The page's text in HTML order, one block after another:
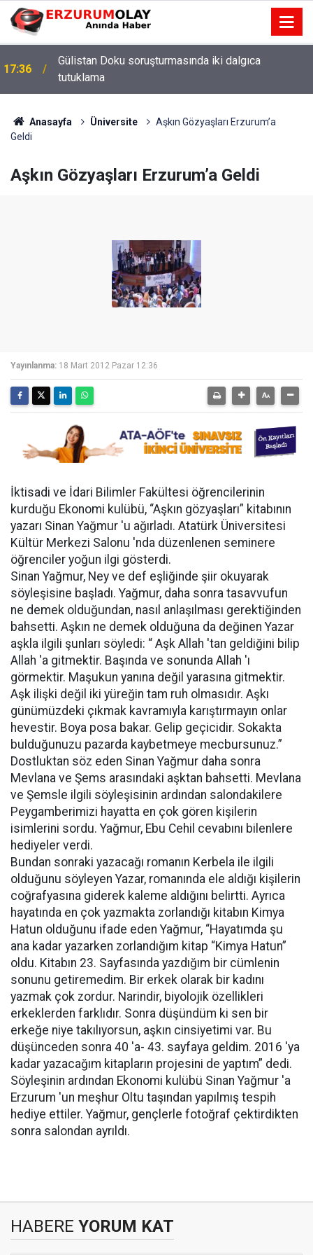
17:36
Gülistan Doku soruşturmasında iki dalgıca
tutuklama
Anasayfa Üniversite
Aşkın Gözyaşları Erzurum’a
Geldi
Aşkın Gözyaşları Erzurum’a Geldi
Yayınlanma: 18 Mart 2012 Pazar 12:36
İktisadi ve İdari Bilimler Fakültesi öğrencilerinin
kurduğu Ekonomi kulübü, “Aşkın gözyaşları” kitabının
yazarı Sinan Yağmur 'u ağırladı. Atatürk Üniversitesi
Kültür Merkezi Salonu 'nda düzenlenen seminere
öğrenciler yoğun ilgi gösterdi.
Sinan Yağmur, Ney ve def eşliğinde şiir okuyarak
söyleşisine başladı. Yağmur, daha sonra tasavvufun
ne demek olduğundan, nasıl anlaşılması gerektiğinden
bahsetti. Aşkın ne demek olduğuna da değinen Yazar
aşkla ilgili şunları söyledi: “ Aşk Allah 'tan geldiğini bilip
Allah 'a gitmektir. Başında ve sonunda Allah 'ı
görmektir. Maşukun yanına değil yarasına gitmektir.
Aşk ilişki değil iki yüreğin tam ruh olmasıdır. Aşkı
günümüzdeki çıkmak kavramıyla karıştırmayın onlar
hevestir. Boya posa bakar. Gelip geçicidir. Sokakta
bulduğunuzu pazarda kaybetmeye mecbursunuz.”
Dostluktan söz eden Sinan Yağmur daha sonra
Mevlana ve Şems arasındaki aşktan bahsetti. Mevlana
ve Şemsle ilgili söyleşisinin ardından salondakilere
Peygamberimizi hayatta en çok gören kişilerin
isimlerini sordu. Yağmur, Ebu Cehil cevabını bilenlere
hediyeler verdi.
Bundan sonraki yazacağı romanın Kerbela ile ilgili
olduğunu söyleyen Yazar, romanında ele aldığı kişilerin
coğrafyasına giderek kaleme aldığını belirtti. Ayrıca
hayatında en çok yazmakta zorlandığı kitabın Kimya
Hatun olduğunu ifade eden Yağmur, “Hayatımda şu
ana kadar yazarken zorlandığım kitap “Kimya Hatun”
oldu. Kitabın 23. Sayfasında yazdığım bir cümlenin
sonunu getiremedim. Bir erkek olarak bir kadını
yazmak çok zordur. Narindir, biyolojik özellikleri
erkeklerden farklıdır. Sonra düşündüm ki sen bir
erkeğe niye takılıyorsun, aşkın cinsiyetimi var. Bu
düşünceden sonra 40 'a- 43. sayfaya geldim. 2016 'ya
kadar yazacağım kitapların projesini de yaptım” dedi.
Söyleşinin ardından Ekonomi kulübü Sinan Yağmur 'a
Erzurum 'un meşhur Oltu taşından yapılmış tespih
hediye ettiler. Yağmur, gençlerle fotoğraf çektirdikten
sonra salondan ayrıldı.
HABERE YORUM KAT